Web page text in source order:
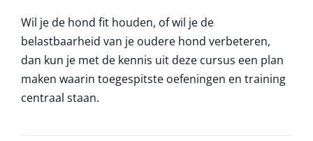
Wil je de hond fit houden, of wil je de
belastbaarheid van je oudere hond verbeteren,
dan kun je met de kennis uit deze cursus een plan
maken waarin toegespitste oefeningen en training
centraal staan.